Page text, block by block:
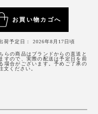
に焼くだけでごちそう
ない。
みがあり、予熱にプ
インなら「スミ トース
トースト以外のものを
お買い物カゴへ
荷予定日： 2026年8月17日頃
らの商品はブランドからの直送と
すので、実際の配送は予定日を前
場合がございます。予めご了承の
文ください。